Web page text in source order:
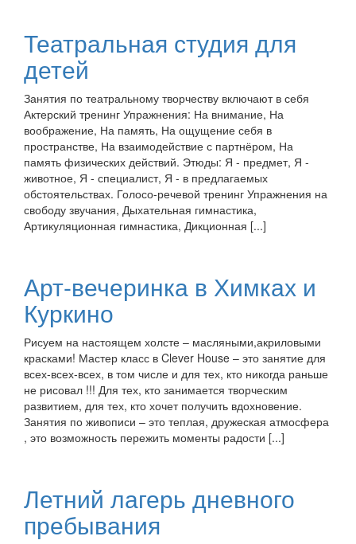
Театральная студия для
детей
Занятия по театральному творчеству включают в себя
Актерский тренинг Упражнения: На внимание, На
воображение, На память, На ощущение себя в
пространстве, На взаимодействие с партнёром, На
память физических действий. Этюды: Я - предмет, Я -
животное, Я - специалист, Я - в предлагаемых
обстоятельствах. Голосо-речевой тренинг Упражнения на
свободу звучания, Дыхательная гимнастика,
Артикуляционная гимнастика, Дикционная [...]
Арт-вечеринка в Химках и
Куркино
Рисуем на настоящем холсте – масляными,акриловыми
красками! Мастер класс в Clever House – это занятие для
всех-всех-всех, в том числе и для тех, кто никогда раньше
не рисовал !!! Для тех, кто занимается творческим
развитием, для тех, кто хочет получить вдохновение.
Занятия по живописи – это теплая, дружеская атмосфера
, это возможность пережить моменты радости [...]
Летний лагерь дневного
пребывания